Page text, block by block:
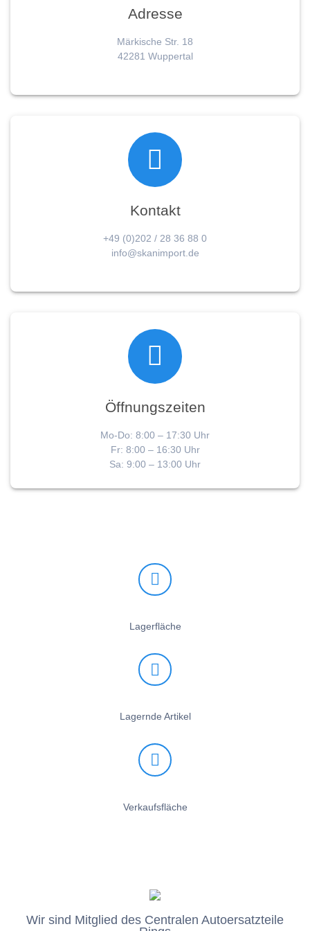
Adresse
Märkische Str. 18
42281 Wuppertal
Kontakt
+49 (0)202 / 28 36 88 0
info@skanimport.de
Öffnungszeiten
Mo-Do: 8:00 – 17:30 Uhr
Fr: 8:00 – 16:30 Uhr
Sa: 9:00 – 13:00 Uhr
Lagerfläche
Lagernde Artikel
Verkaufsfläche
Wir sind Mitglied des Centralen Autoersatzteile